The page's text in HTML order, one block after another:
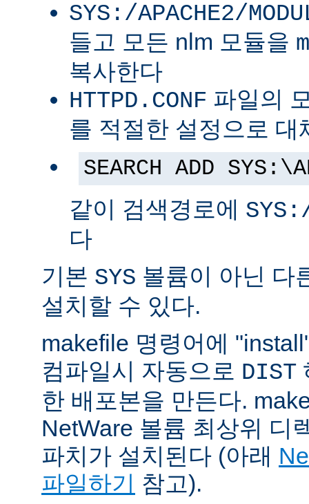
SYS:/APACHE2/
들고 모든 nlm 모듈을
복사한다
HTTPD.CONF 파일의
를 적절한 설정으로 대
SEARCH ADD
같이 검색경로에
다
기본 SYS 볼륨이 아닌 다
설치할 수 있다.
makefile 명령어에
컴파일시 자동으로 DIST
한 배포본을 만든다.
NetWare 볼륨 최상위 디
파치가 설치된다 (아래
파일하기
참고).